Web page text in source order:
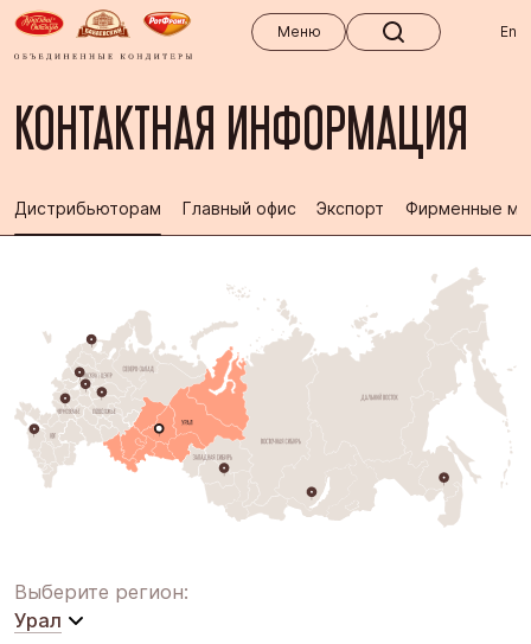
Меню
En
КОНТАКТНАЯ ИНФОРМАЦИЯ
Дистрибьюторам Главный офис Экспорт Фирменные
Выберите регион:
Урал